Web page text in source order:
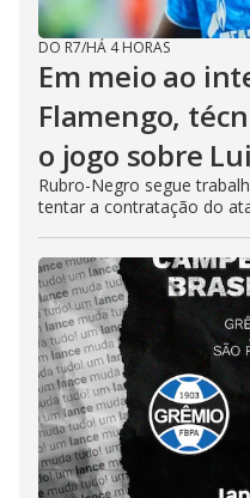
DO R7/HÁ 4 HORAS
Em meio ao
Flamengo,
o jogo sobre
Rubro-Negro segue
tentar a contratação do